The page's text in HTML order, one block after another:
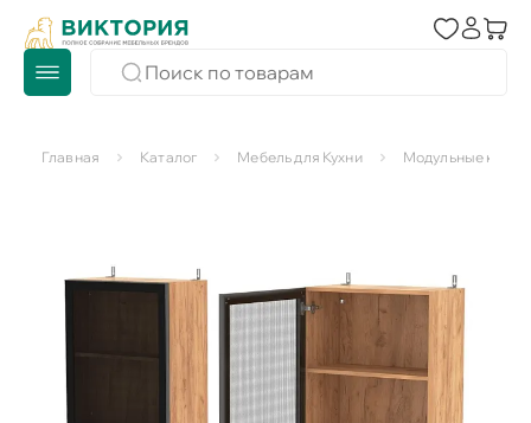
Главная Каталог Мебель для Кухни Модульные кухни